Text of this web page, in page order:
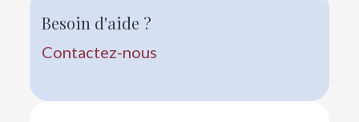
Besoin d'aide ?
Contactez-nous